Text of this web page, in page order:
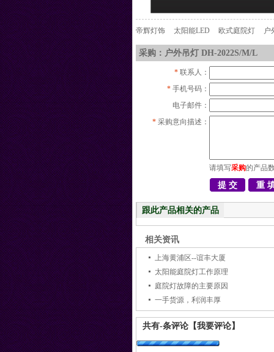
帝辉灯饰 太阳能LED 欧式庭院灯 户
采购：户外吊灯 DH-2022S/M/L
* 联系人：
* 手机号码：
电子邮件：
* 采购意向描述：
请填写采购的产品
跟此产品相关的产品
相关资讯
上海黄浦区--谊丰大厦
太阳能庭院灯工作原理
庭院灯故障的主要原因
一手货源，利润丰厚
共有-条评论 【我要评论】